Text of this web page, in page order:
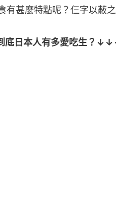
有甚麼特點呢？仨字以蔽
日本人有多愛吃生？